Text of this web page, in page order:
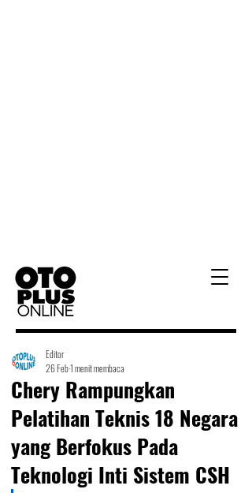
Chery Rampungkan
Pelatihan Teknis 18 Negara
yang Berfokus Pada
Teknologi Inti Sistem CSH
Editor
26 Feb1 menit membaca